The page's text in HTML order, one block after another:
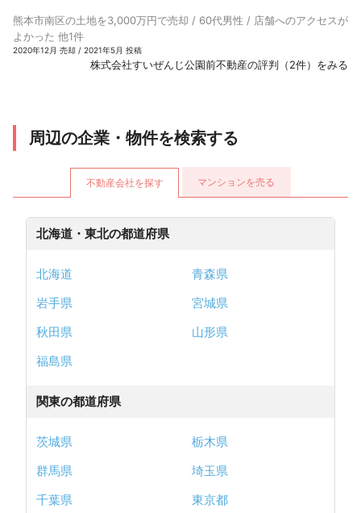
熊本市南区の土地を3,000万円で売却 / 60代男性 / 店舗へのアクセスが
よかった 他1件
2020年12月 売却 / 2021年5月 投稿
株式会社すいぜんじ公園前不動産の評判（2件）をみる
周辺の企業・物件を検索する
不動産会社を探す マンションを売る
北海道・東北の都道府県
北海道
青森県
岩手県
宮城県
秋田県
山形県
福島県
関東の都道府県
茨城県
栃木県
群馬県
埼玉県
千葉県
東京都